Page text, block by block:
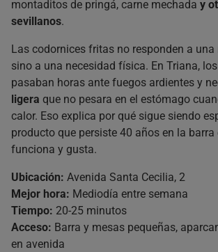
montaditos de pringá, carne mechada y
sevillanos.
Las codornices fritas no responden a una
sino a una necesidad física. En Triana, los
pasaban horas ante fuegos ardientes y
ligera que no pesara en el estómago
calor. Eso explica por qué sigue siendo
producto que persiste 40 años en la barra
funciona y gusta.
Ubicación: Avenida Santa Cecilia, 2
Mejor hora: Mediodía entre semana
Tiempo: 20-25 minutos
Acceso: Barra y mesas pequeñas,
en avenida